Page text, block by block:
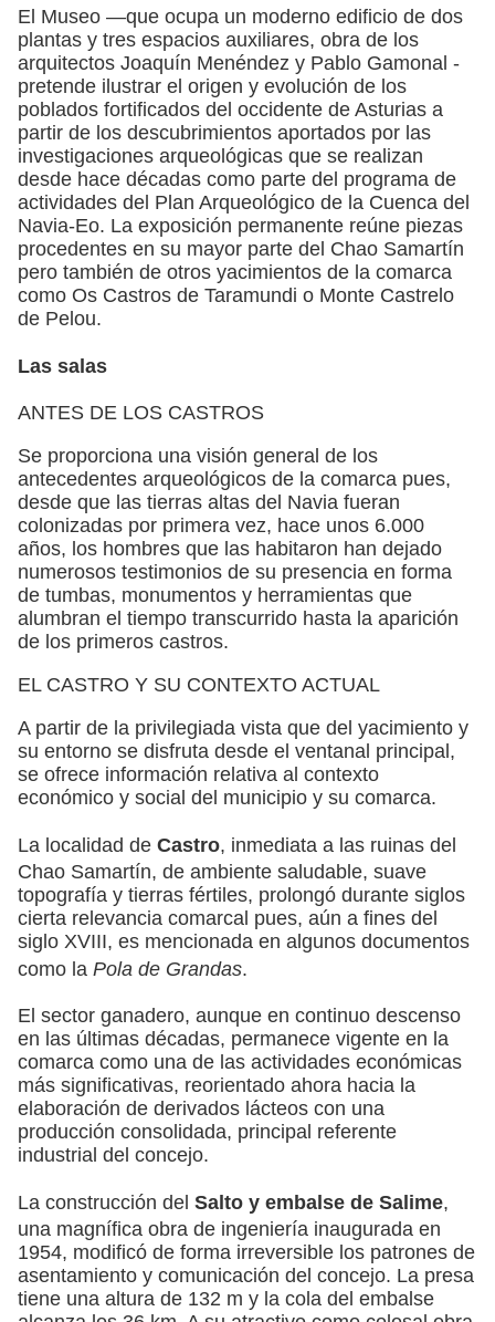
El Museo —que ocupa un moderno edificio de dos
plantas y tres espacios auxiliares, obra de los
arquitectos Joaquín Menéndez y Pablo Gamonal -
pretende ilustrar el origen y evolución de los
poblados fortificados del occidente de Asturias a
partir de los descubrimientos aportados por las
investigaciones arqueológicas que se realizan
desde hace décadas como parte del programa de
actividades del Plan Arqueológico de la Cuenca del
Navia-Eo. La exposición permanente reúne piezas
procedentes en su mayor parte del Chao Samartín
pero también de otros yacimientos de la comarca
como Os Castros de Taramundi o Monte Castrelo
de Pelou.
Las salas
ANTES DE LOS CASTROS
Se proporciona una visión general de los
antecedentes arqueológicos de la comarca pues,
desde que las tierras altas del Navia fueran
colonizadas por primera vez, hace unos 6.000
años, los hombres que las habitaron han dejado
numerosos testimonios de su presencia en forma
de tumbas, monumentos y herramientas que
alumbran el tiempo transcurrido hasta la aparición
de los primeros castros.
EL CASTRO Y SU CONTEXTO ACTUAL
A partir de la privilegiada vista que del yacimiento y
su entorno se disfruta desde el ventanal principal,
se ofrece información relativa al contexto
económico y social del municipio y su comarca.
La localidad de Castro, inmediata a las ruinas del
Chao Samartín, de ambiente saludable, suave
topografía y tierras fértiles, prolongó durante siglos
cierta relevancia comarcal pues, aún a fines del
siglo XVIII, es mencionada en algunos documentos
como la Pola de Grandas.
El sector ganadero, aunque en continuo descenso
en las últimas décadas, permanece vigente en la
comarca como una de las actividades económicas
más significativas, reorientado ahora hacia la
elaboración de derivados lácteos con una
producción consolidada, principal referente
industrial del concejo.
La construcción del Salto y embalse de Salime,
una magnífica obra de ingeniería inaugurada en
1954, modificó de forma irreversible los patrones de
asentamiento y comunicación del concejo. La presa
tiene una altura de 132 m y la cola del embalse